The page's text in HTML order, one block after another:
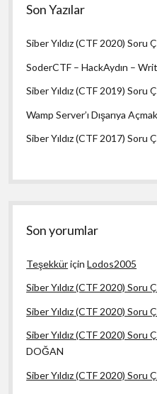
Son Yazılar
Siber Yıldız (CTF 2020) Soru
SoderCTF – HackAydın –
Siber Yıldız (CTF 2019) Soru
Wamp Server’ı Dışarıya Açmak
Siber Yıldız (CTF 2017) Soru
Son yorumlar
TeşekküriçinLodos2005
Siber Yıldız (CTF 2020) Soru
Siber Yıldız (CTF 2020) Soru
Siber Yıldız (CTF 2020) Soru
DOĞAN
Siber Yıldız (CTF 2020) Soru